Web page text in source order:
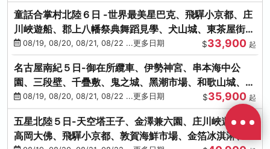
童話合掌村北陸６日 -世界最美星巴克、飛驒小京都、庄
川峽遊船、郡上八幡祭典舞蹈見學、犬山城、東茶屋街、
松葉蟹、金箔冰淇淋
08/19, 08/20, 08/21, 08/22 ...更多日期 $33,900 起
名古屋南紀５日-御在所纜車、伊勢神宮、串本海中公
園、三段壁、千疊敷、鬼之城、黑潮市場、和歌山城、伊
勢龍蝦溫泉
08/19, 08/20, 08/21, 08/22 ...更多日期 $35,900 起
五星北陸５日-天空塔王子、金澤兼六園、庄川峽遊船、
高岡大佛、飛驒小京都、敦賀海鮮市場、金箔冰淇淋、鰻